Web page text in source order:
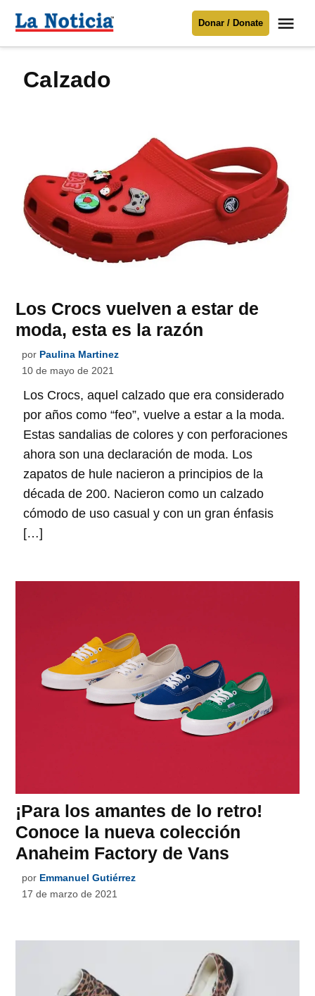
Para mantenerte informado necesitamos
contenido
Noticia
Donar / Donate
Calzado
Los Crocs vuelven a estar de
moda, esta es la razón
por Paulina Martinez
10 de mayo de 2021
Los Crocs, aquel calzado que era considerado
por años como “feo”, vuelve a estar a la moda.
Estas sandalias de colores y con perforaciones
ahora son una declaración de moda. Los
zapatos de hule nacieron a principios de la
década de 200. Nacieron como un calzado
cómodo de uso casual y con un gran énfasis
[…]
¡Para los amantes de lo retro!
Conoce la nueva colección
Anaheim Factory de Vans
por Emmanuel Gutiérrez
17 de marzo de 2021